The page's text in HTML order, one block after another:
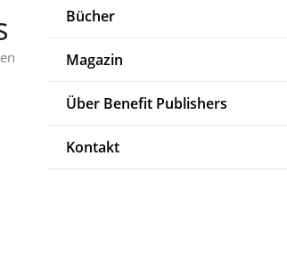
Bücher
Magazin
Über Benefit Publishers
Kontakt